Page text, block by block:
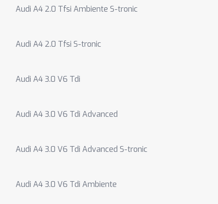
Audi A4 2.0 Tfsi Ambiente S-tronic
Audi A4 2.0 Tfsi S-tronic
Audi A4 3.0 V6 Tdi
Audi A4 3.0 V6 Tdi Advanced
Audi A4 3.0 V6 Tdi Advanced S-tronic
Audi A4 3.0 V6 Tdi Ambiente